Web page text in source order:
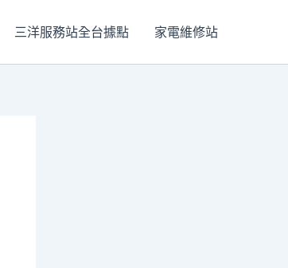
三洋服務站全台據點 家電維修站